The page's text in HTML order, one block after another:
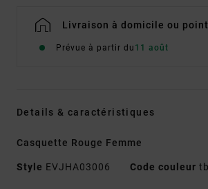
Livraison à domicile ou
Prévue à partir du 11 août
Details & caractéristiques
Casquette Rouge Femme
Style EVJHA03006 Code couleur